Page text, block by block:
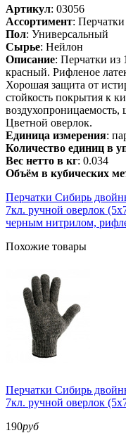
Артикул: 03056
Ассортимент: Перчатки
Пол: Универсальный
Сырье: Нейлон
Описание: Перчатки из
красный. Рифленое
Хорошая защита от
стойкость покрытия к
Цветной оверлок.
Единица измерения:
Количество единиц в
Вес нетто в кг: 0.034
Объём в кубических
Перчатки Сибирь
7кл. ручной оверлок
черным нитрилом,
Похожие товары
Перчатки Сибирь
7кл. ручной оверлок
190руб